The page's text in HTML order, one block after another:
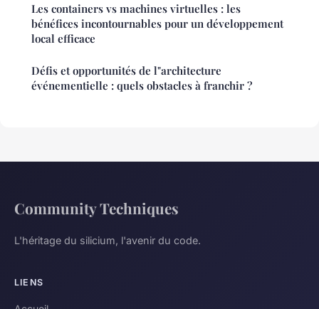
Les containers vs machines virtuelles : les
bénéfices incontournables pour un développement
local efficace
Défis et opportunités de l"architecture
événementielle : quels obstacles à franchir ?
Community Techniques
L'héritage du silicium, l'avenir du code.
LIENS